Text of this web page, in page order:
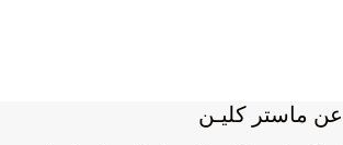
عن ماستر كليـن